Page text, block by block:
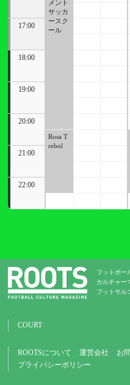
17:00
18:00
19:00
20:00
21:00
22:00
メント
サッカ
ースク
ール
Rosa T
rebol
フットボー
カルチャ
フットサル
COURT
ROOTSについて 運営会社 お
プライバシーポリシー